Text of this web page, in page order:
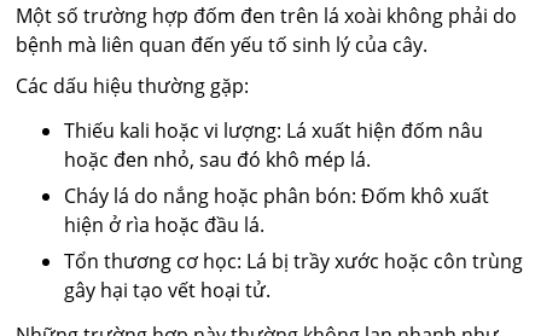
Một số trường hợp đốm đen trên lá xoài không phải do
bệnh mà liên quan đến yếu tố sinh lý của cây.
Các dấu hiệu thường gặp:
Thiếu kali hoặc vi lượng: Lá xuất hiện đốm nâu
hoặc đen nhỏ, sau đó khô mép lá.
Cháy lá do nắng hoặc phân bón: Đốm khô xuất
hiện ở rìa hoặc đầu lá.
Tổn thương cơ học: Lá bị trầy xước hoặc côn trùng
gây hại tạo vết hoại tử.